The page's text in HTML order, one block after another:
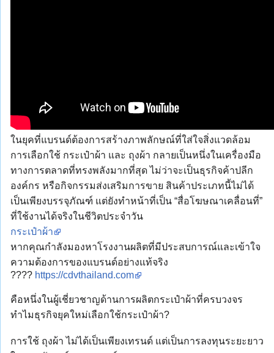
ในยุคที่แบรนด์ต้องการสร้างภาพลักษณ์ที่ใส่ใจสิ่งแวดล้อม
การเลือกใช้ กระเป๋าผ้า และ ถุงผ้า กลายเป็นหนึ่งในเครื่องมือ
ทางการตลาดที่ทรงพลังมากที่สุด ไม่ว่าจะเป็นธุรกิจค้าปลีก
องค์กร หรือกิจกรรมส่งเสริมการขาย สินค้าประเภทนี้ไม่ได้
เป็นเพียงบรรจุภัณฑ์ แต่ยังทำหน้าที่เป็น “สื่อโฆษณาเคลื่อนที่”
ที่ใช้งานได้จริงในชีวิตประจำวัน
กระเป๋าผ้า
หากคุณกำลังมองหาโรงงานผลิตที่มีประสบการณ์และเข้าใจ
ความต้องการของแบรนด์อย่างแท้จริง
???? https://cdvthailand.com
คือหนึ่งในผู้เชี่ยวชาญด้านการผลิตกระเป๋าผ้าที่ครบวงจร
ทำไมธุรกิจยุคใหม่เลือกใช้กระเป๋าผ้า?
การใช้ ถุงผ้า ไม่ได้เป็นเพียงเทรนด์ แต่เป็นการลงทุนระยะยาว